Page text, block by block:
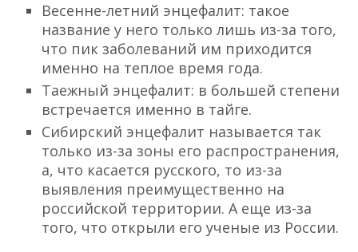
Весенне-летний энцефалит: такое
название у него только лишь из-за того,
что пик заболеваний им приходится
именно на теплое время года.
Таежный энцефалит: в большей степени
встречается именно в тайге.
Сибирский энцефалит называется так
только из-за зоны его распространения,
а, что касается русского, то из-за
выявления преимущественно на
российской территории. А еще из-за
того, что открыли его ученые из России.